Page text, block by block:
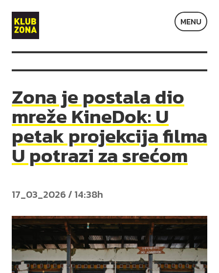
Klub
Zona
MENU
Zona je postala dio
mreže KineDok: U
petak projekcija filma
U potrazi za srećom
17_03_2026 / 14:38h